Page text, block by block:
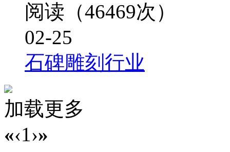
阅读（46469次）
02-25
石碑雕刻行业
加载更多
«‹1›»